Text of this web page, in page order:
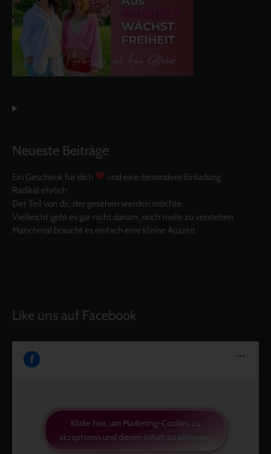
Neueste Beiträge
Ein Geschenk für dich
und eine besondere Einladung
Radikal ehrlich
Der Teil von dir, der gesehen werden möchte
Vielleicht geht es gar nicht darum, noch mehr zu verstehen
Manchmal braucht es einfach eine kleine Auszeit
Like uns auf Facebook
Klicke hier, um Marketing-Cookies zu
akzeptieren und diesen Inhalt zu aktivieren